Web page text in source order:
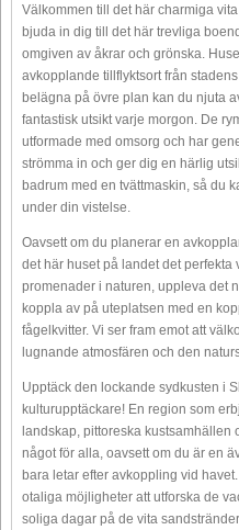
Välkommen till det här charmiga
bjuda in dig till det här trevliga
omgiven av åkrar och grönska.
avkopplande tillflyktsort från
belägna på övre plan kan du njuta
fantastisk utsikt varje morgon. De
utformade med omsorg och har
strömma in och ger dig en härlig
badrum med en tvättmaskin, så du
under din vistelse.
Oavsett om du planerar en
det här huset på landet det perfekta
promenader i naturen, uppleva det
koppla av på uteplatsen med en
fågelkvitter. Vi ser fram emot att
lugnande atmosfären och den
Upptäck den lockande sydkusten i
kulturupptäckare! En region som
landskap, pittoreska kustsamhällen
något för alla, oavsett om du är en
bara letar efter avkoppling vid
otaliga möjligheter att utforska de
soliga dagar på de vita